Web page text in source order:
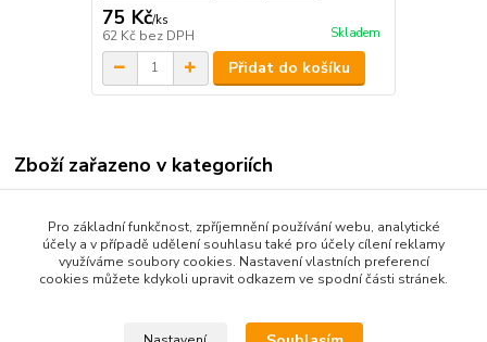
75 Kč/ks
62 Kč bez DPH Skladem
Přidat do košíku
Zboží zařazeno v kategoriích
POTAHY PALUBNÍ DESKY
Renault
Pro základní funkčnost, zpříjemnění používání webu, analytické
účely a v případě udělení souhlasu také pro účely cílení reklamy
využíváme soubory cookies. Nastavení vlastních preferencí
cookies můžete kdykoli upravit odkazem ve spodní části stránek.